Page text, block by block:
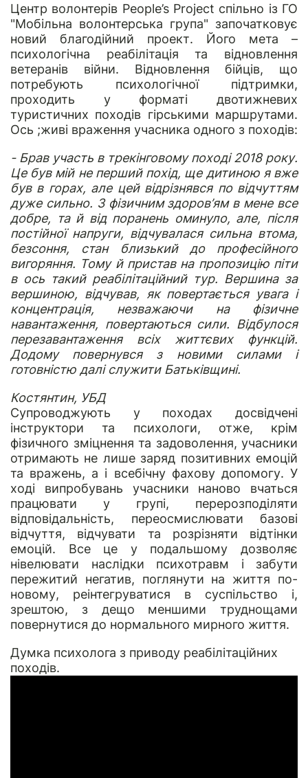
Центр волонтерів People’s Project спільно із ГО
"Мобільна волонтерська група" започатковує
новий благодійний проект. Його мета –
психологічна реабілітація та відновлення
ветеранів війни. Відновлення бійців, що
потребують психологічної підтримки,
проходить у форматі двотижневих
туристичних походів гірськими маршрутами.
Ось ;живі враження учасника одного з походів:
- Брав участь в трекінговому поході 2018 року.
Це був мій не перший похід, ще дитиною я вже
був в горах, але цей відрізнявся по відчуттям
дуже сильно. З фізичним здоров’ям в мене все
добре, та й від поранень оминуло, але, після
постійної напруги, відчувалася сильна втома,
безсоння, стан близький до професійного
вигоряння. Тому й пристав на пропозицію піти
в ось такий реабілітаційний тур. Вершина за
вершиною, відчував, як повертається увага і
концентрація, незважаючи на фізичне
навантаження, повертаються сили. Відбулося
перезавантаження всіх життєвих функцій.
Додому повернувся з новими силами і
готовністю далі служити Батьківщині.
Костянтин, УБД
Супроводжують у походах досвідчені
інструктори та психологи, отже, крім
фізичного зміцнення та задоволення, учасники
отримають не лише заряд позитивних емоцій
та вражень, а і всебічну фахову допомогу. У
ході випробувань учасники наново вчаться
працювати у групі, перерозподіляти
відповідальність, переосмислювати базові
відчуття, відчувати та розрізняти відтінки
емоцій. Все це у подальшому дозволяє
нівелювати наслідки психотравм і забути
пережитий негатив, поглянути на життя по-
новому, реінтегруватися в суспільство і,
зрештою, з дещо меншими труднощами
повернутися до нормального мирного життя.
Думка психолога з приводу реабілітаційних
походів.